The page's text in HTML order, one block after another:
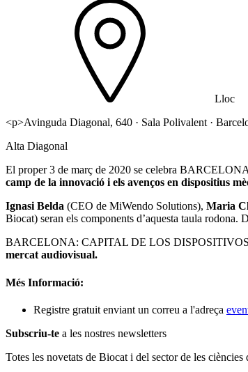
Lloc
<p>Avinguda Diagonal, 640 · Sala Polivalent ·
Alta Diagonal
El proper 3 de març de 2020 se celebra
camp de la innovació i els avenços en dispositius
Ignasi Belda (CEO de MiWendo Solutions), Maria
Biocat) seran els components d’aquesta taula rodona.
BARCELONA: CAPITAL DE LOS
mercat audiovisual.
Més Informació:
Registre gratuit enviant un correu a l'adreça
Subscriu-te a les nostres newsletters
Totes les novetats de Biocat i del sector de les